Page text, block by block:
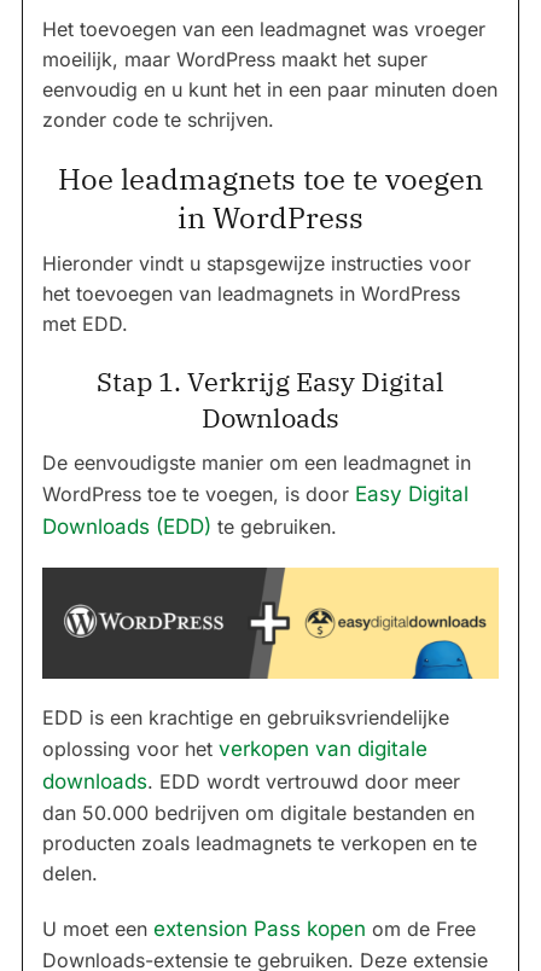
Het toevoegen van een leadmagnet was vroeger
moeilijk, maar WordPress maakt het super
eenvoudig en u kunt het in een paar minuten doen
zonder code te schrijven.
Hoe leadmagnets toe te voegen
in WordPress
Hieronder vindt u stapsgewijze instructies voor
het toevoegen van leadmagnets in WordPress
met EDD.
Stap 1. Verkrijg Easy Digital
Downloads
De eenvoudigste manier om een leadmagnet in
WordPress toe te voegen, is door Easy Digital
Downloads (EDD) te gebruiken.
EDD is een krachtige en gebruiksvriendelijke
oplossing voor het verkopen van digitale
downloads. EDD wordt vertrouwd door meer
dan 50.000 bedrijven om digitale bestanden en
producten zoals leadmagnets te verkopen en te
delen.
U moet een extension Pass kopen om de Free
Downloads-extensie te gebruiken. Deze extensie